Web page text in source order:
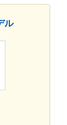
ル